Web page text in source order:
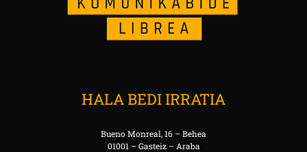
HALA BEDI IRRATIA
Bueno Monreal, 16 – Behea
01001 – Gasteiz – Araba